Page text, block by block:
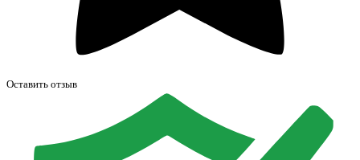
Оставить отзыв